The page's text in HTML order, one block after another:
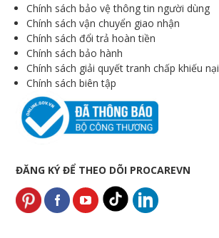
Chính sách bảo vệ thông tin người dùng
Chính sách vận chuyển giao nhận
Chính sách đổi trả hoàn tiền
Chính sách bảo hành
Chính sách giải quyết tranh chấp khiếu nại
Chính sách biên tập
ĐĂNG KÝ ĐỂ THEO DÕI PROCAREVN